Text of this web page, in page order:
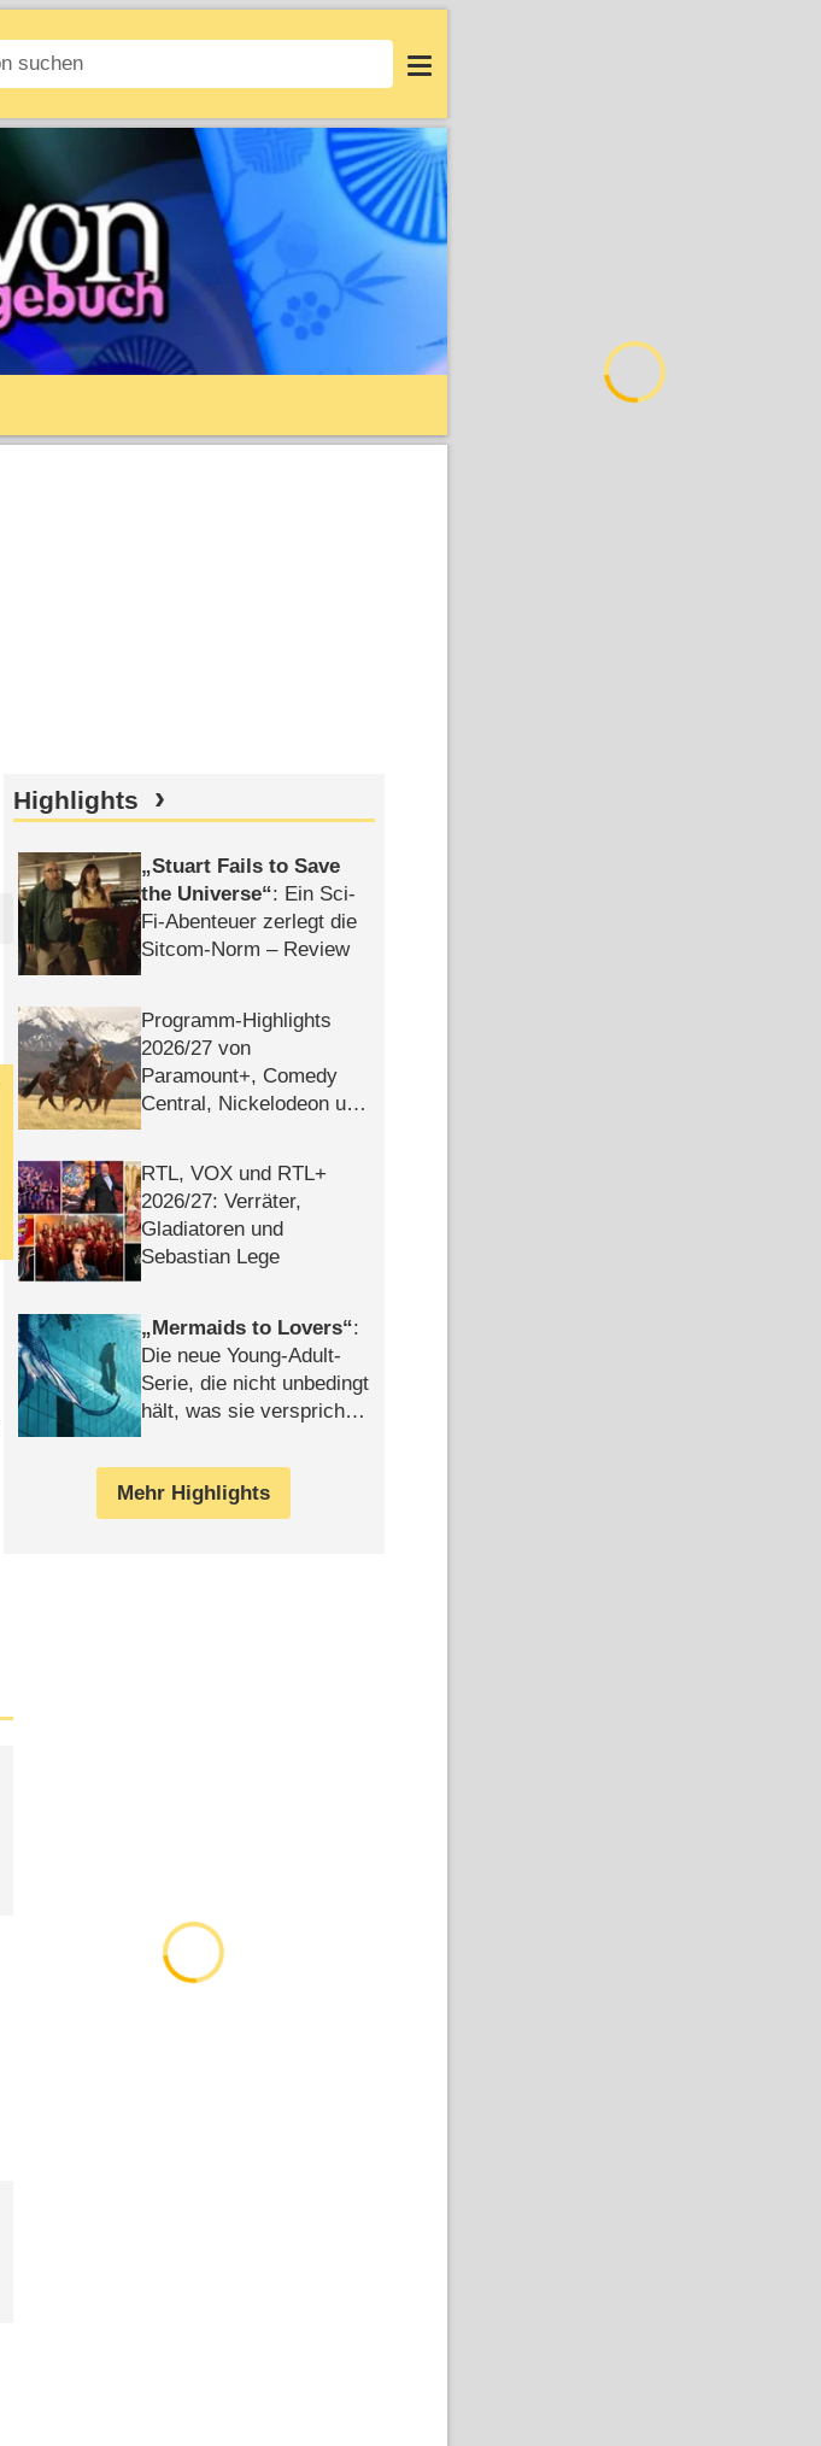
Login
Highlights
Stuart Fails to Save
the Universe : Ein Sci-
Fi-Abenteuer zerlegt die
Sitcom-Norm – Review
Programm-Highlights
2026/​27 von
Paramount+, Comedy
Central, Nickelodeon und
RTL, VOX und RTL+
2026/​27: Verräter,
Gladiatoren und
Sebastian Lege
Mermaids to Lovers :
Die neue Young-Adult-
Serie, die nicht unbedingt
hält, was sie verspricht –
Mehr Highlights